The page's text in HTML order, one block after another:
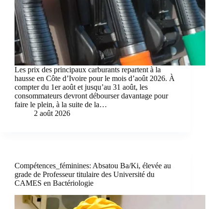
Les prix des principaux carburants repartent à la
hausse en Côte d’Ivoire pour le mois d’août 2026. À
compter du 1er août et jusqu’au 31 août, les
consommateurs devront débourser davantage pour
faire le plein, à la suite de la…
2 août 2026
Compétences_féminines: Absatou Ba/Ki, élevée au
grade de Professeur titulaire des Université du
CAMES en Bactériologie